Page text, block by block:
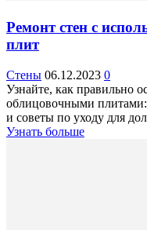
Ремонт стен с
плит
Стены 06.12.2023 0
Узнайте, как правильно
облицовочными
и советы по уходу для
Узнать больше